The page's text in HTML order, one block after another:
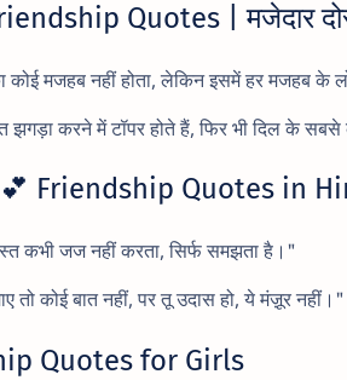
Quotes | मजेदार
कोई मजहब नहीं होता, लेकिन इसमें हर मजहब के
झगड़ा करने में टॉपर होते हैं, फिर भी दिल के सबसे
Friendship Quotes in
कभी जज नहीं करता, सिर्फ समझता है।"
तो कोई बात नहीं, पर तू उदास हो, ये मंज़ूर नहीं।"
Quotes for Girls